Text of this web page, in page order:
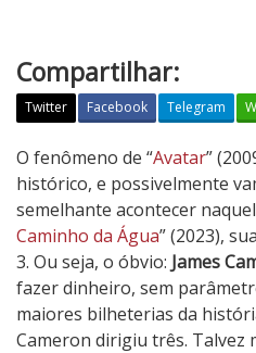
Compartilhar:
Twitter Facebook Telegram
A
v
a
t
a
r
:
F
O fenômeno de “Avatar”
histórico, e possivelmente
semelhante acontecer
Caminho da Água” (2023),
3. Ou seja, o óbvio: James
fazer dinheiro, sem
maiores bilheterias da
Cameron dirigiu três. Talvez